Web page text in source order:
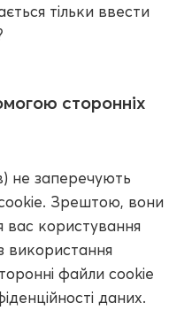
тільки ввести
сторонніх
не заперечують
Зрештою, вони
користування
використання
файли cookie
даних.